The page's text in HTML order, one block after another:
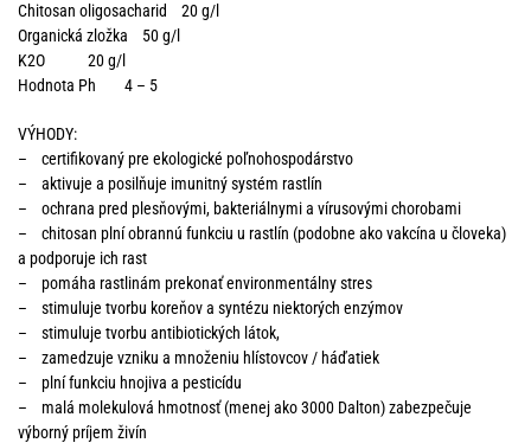
Chitosan oligosacharid 20 g/l
Organická zložka 50 g/l
K2O 20 g/l
Hodnota Ph 4 – 5
VÝHODY:
– certifikovaný pre ekologické poľnohospodárstvo
– aktivuje a posilňuje imunitný systém rastlín
– ochrana pred plesňovými, bakteriálnymi a vírusovými chorobami
– chitosan plní obrannú funkciu u rastlín (podobne ako vakcína u človeka)
a podporuje ich rast
– pomáha rastlinám prekonať environmentálny stres
– stimuluje tvorbu koreňov a syntézu niektorých enzýmov
– stimuluje tvorbu antibiotických látok,
– zamedzuje vzniku a množeniu hlístovcov / háďatiek
– plní funkciu hnojiva a pesticídu
– malá molekulová hmotnosť (menej ako 3000 Dalton) zabezpečuje
výborný príjem živín